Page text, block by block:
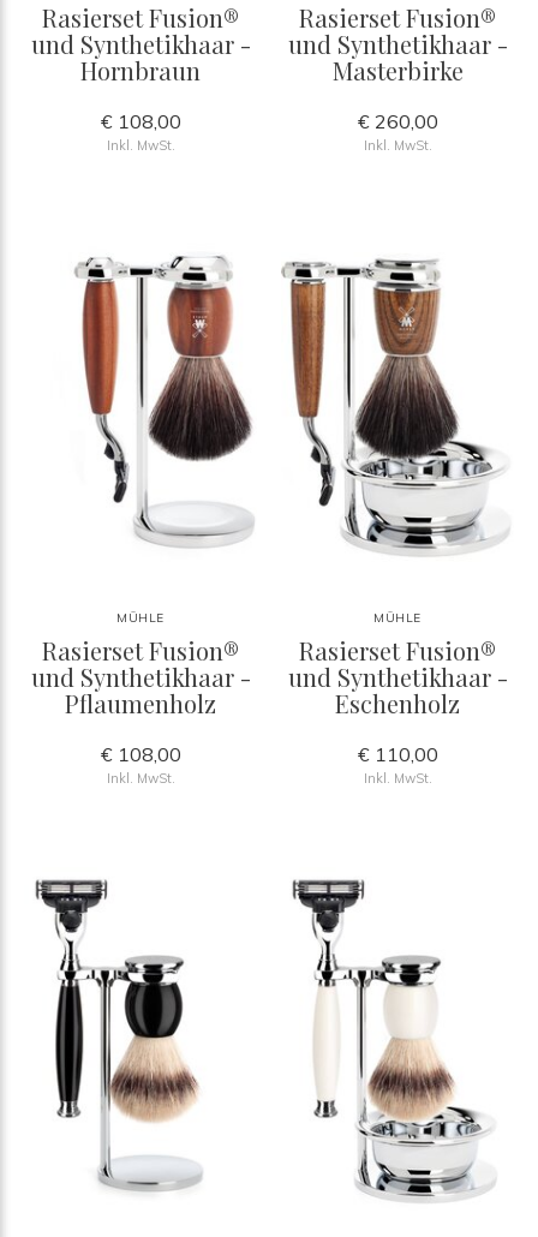
Rasierset Fusion®
und Synthetikhaar -
Hornbraun
€ 108,00
Inkl. MwSt.
Rasierset Fusion®
und Synthetikhaar -
Masterbirke
€ 260,00
Inkl. MwSt.
MÜHLE
Rasierset Fusion®
und Synthetikhaar -
Pflaumenholz
€ 108,00
Inkl. MwSt.
MÜHLE
Rasierset Fusion®
und Synthetikhaar -
Eschenholz
€ 110,00
Inkl. MwSt.